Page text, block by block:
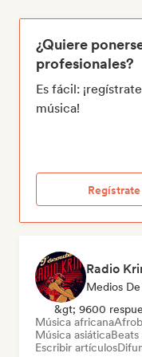
¿Quiere
profesionales?
Es fácil:
música!
Radio
&gt; 9600
Música africana
Música asiática
Escribir artículos